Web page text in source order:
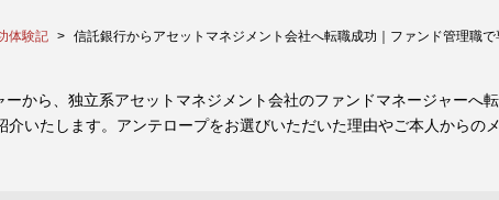
体験記 信託銀行からアセットマネジメント会社へ転職成功｜ファンド管理職で
から、独立系アセットマネジメント会社のファンドマネージャーへ
介いたします。アンテロープをお選びいただいた理由やご本人からの